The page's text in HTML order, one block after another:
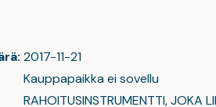
2017-11-21
Kauppapaikka ei sovellu
RAHOITUSINSTRUMENTTI, JOKA